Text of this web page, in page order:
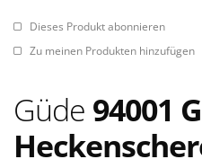
Dieses Produkt abonnieren
Zu meinen Produkten hinzufügen
Güde 94001